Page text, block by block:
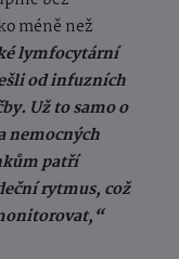
méně než
lymfocytární
od infuzních
Už to samo o
nemocných
patří
rytmus, což